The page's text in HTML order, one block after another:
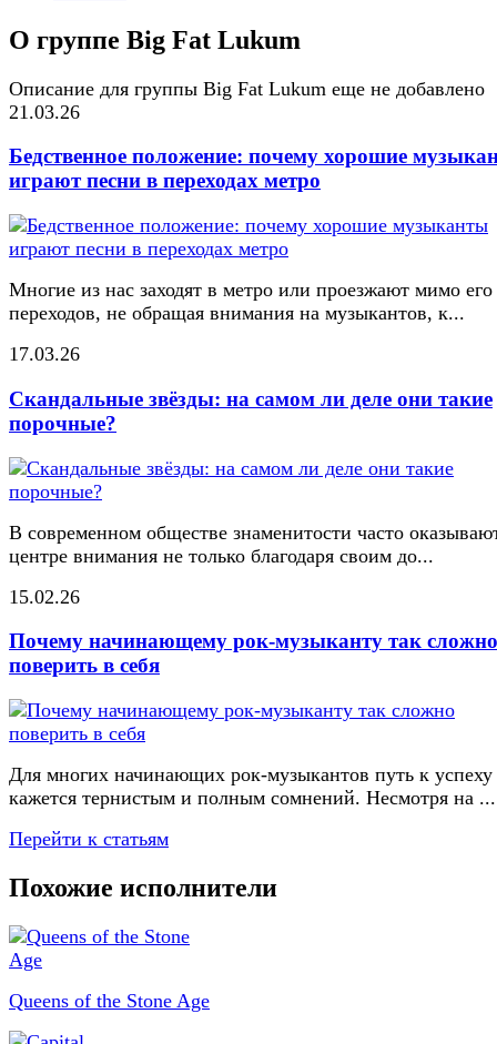
О группе Big Fat Lukum
Описание для группы Big Fat Lukum еще не добавлено
21.03.26
Бедственное положение: почему хорошие
играют песни в переходах метро
Многие из нас заходят в метро или проезжают мимо его
переходов, не обращая внимания на музыкантов, к...
17.03.26
Скандальные звёзды: на самом ли деле они такие
порочные?
В современном обществе знаменитости часто
центре внимания не только благодаря своим до...
15.02.26
Почему начинающему рок-музыканту так сложно
поверить в себя
Для многих начинающих рок-музыкантов путь к успеху
кажется тернистым и полным сомнений. Несмотря на ...
Перейти к статьям
Похожие исполнители
Queens of the Stone Age